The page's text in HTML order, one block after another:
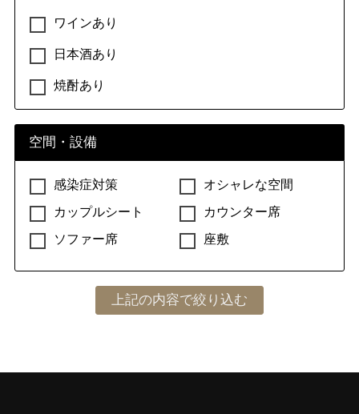
ワインあり
日本酒あり
焼酎あり
空間・設備
感染症対策
オシャレな空間
カップルシート
カウンター席
ソファー席
座敷